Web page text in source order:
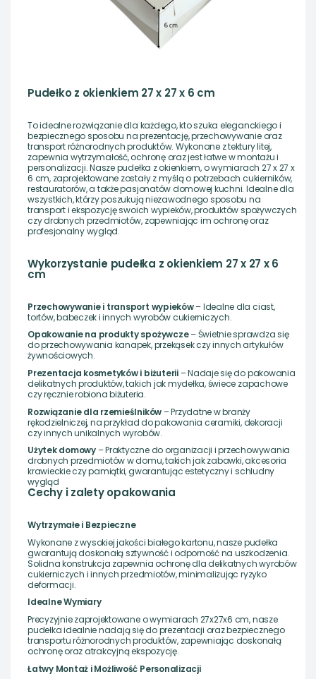
Pudełko z okienkiem 27 x 27 x 6 cm
To idealne rozwiązanie dla każdego, kto szuka eleganckiego i
bezpiecznego sposobu na prezentację, przechowywanie oraz
transport różnorodnych produktów. Wykonane z tektury litej,
zapewnia wytrzymałość, ochronę oraz jest łatwe w montażu i
personalizacji. Nasze pudełka z okienkiem, o wymiarach 27 x 27 x
6 cm, zaprojektowane zostały z myślą o potrzebach cukierników,
restauratorów, a także pasjonatów domowej kuchni. Idealne dla
wszystkich, którzy poszukują niezawodnego sposobu na
transport i ekspozycję swoich wypieków, produktów spożywczych
czy drobnych przedmiotów, zapewniając im ochronę oraz
profesjonalny wygląd.
Wykorzystanie pudełka z okienkiem 27 x 27 x 6
cm
Przechowywanie i transport wypieków– Idealne dla ciast,
tortów, babeczek i innych wyrobów cukierniczych.
Opakowanie na produkty spożywcze– Świetnie sprawdza się
do przechowywania kanapek, przekąsek czy innych artykułów
żywnościowych.
Prezentacja kosmetyków i biżuterii– Nadaje się do pakowania
delikatnych produktów, takich jak mydełka, świece zapachowe
czy ręcznie robiona biżuteria.
Rozwiązanie dla rzemieślników – Przydatne w branży
rękodzielniczej, na przykład do pakowania ceramiki, dekoracji
czy innych unikalnych wyrobów.
Użytek domowy– Praktyczne do organizacji i przechowywania
drobnych przedmiotów w domu, takich jak zabawki, akcesoria
krawieckie czy pamiątki, gwarantując estetyczny i schludny
wygląd
Cechy i zalety opakowania
Wytrzymałe i Bezpieczne
Wykonane z wysokiej jakości białego kartonu, nasze pudełka
gwarantują doskonałą sztywność i odporność na uszkodzenia.
Solidna konstrukcja zapewnia ochronę dla delikatnych wyrobów
cukierniczych i innych przedmiotów, minimalizując ryzyko
deformacji.
Idealne Wymiary
Precyzyjnie zaprojektowane o wymiarach 27x27x6 cm, nasze
pudełka idealnie nadają się do prezentacji oraz bezpiecznego
transportu różnorodnych produktów, zapewniając doskonałą
ochronę oraz atrakcyjną ekspozycję.
Łatwy Montaż i Możliwość Personalizacji